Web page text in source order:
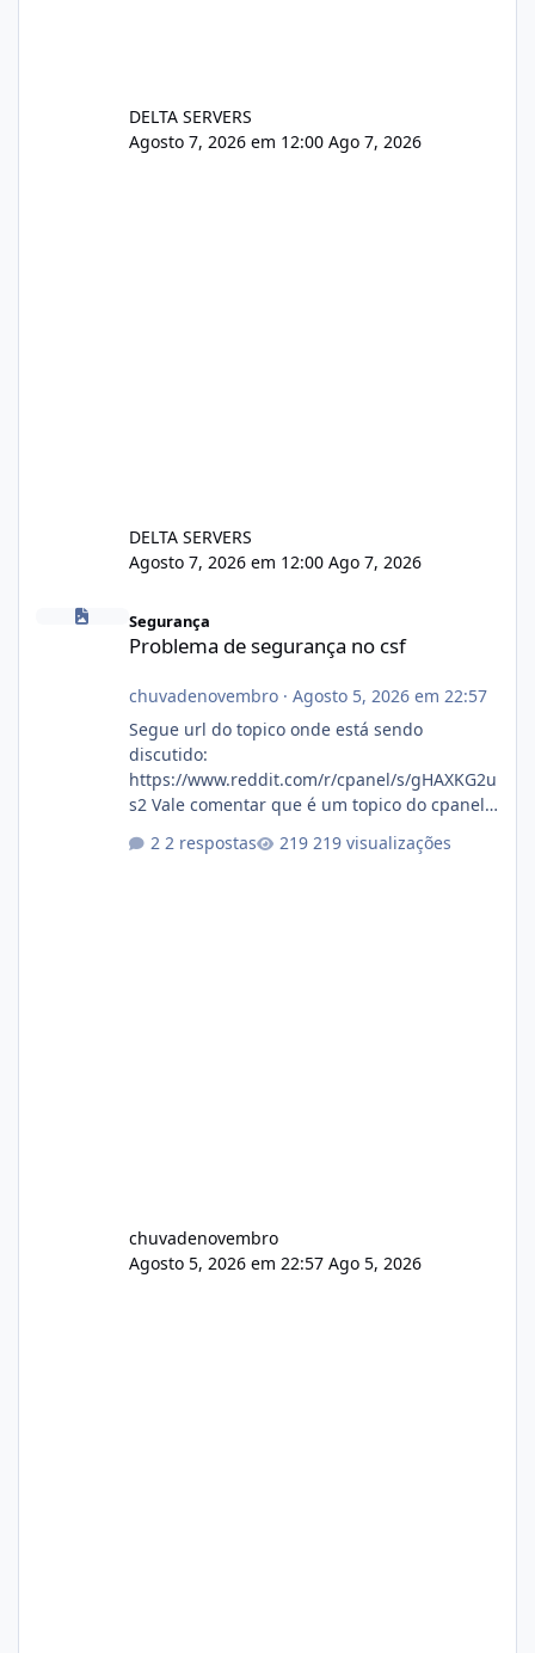
DELTA SERVERS
Agosto 7, 2026 em 12:00 Ago 7, 2026
DELTA SERVERS
Agosto 7, 2026 em 12:00 Ago 7, 2026
Problema de segurança no csf
Segurança
Problema de segurança no csf
chuvadenovembro· Agosto 5, 2026 em 22:57
Segue url do topico onde está sendo
discutido:
https://www.reddit.com/r/cpanel/s/gHAXKG2u
s2 Vale comentar que é um topico do cpanel...
2 respostas 219 visualizações
chuvadenovembro
Agosto 5, 2026 em 22:57 Ago 5, 2026